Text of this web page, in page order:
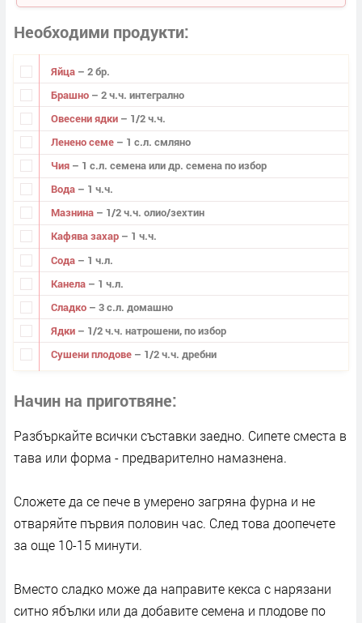
Необходими продукти
Яйца – 2 бр.
Брашно – 2 ч.ч. интегрално
Овесени ядки – 1/2 ч.ч.
Ленено семе – 1 с.л. смляно
Чия – 1 с.л. семена или др. семена по избор
Вода – 1 ч.ч.
Мазнина – 1/2 ч.ч. олио/зехтин
Кафява захар – 1 ч.ч.
Сода – 1 ч.л.
Канела – 1 ч.л.
Сладко – 3 с.л. домашно
Ядки – 1/2 ч.ч. натрошени, по избор
Сушени плодове – 1/2 ч.ч. дребни
Начин на приготвяне
Разбъркайте всички съставки заедно. Сипете сместа в
тава или форма - предварително намазнена.
Сложете да се пече в умерено загряна фурна и не
отваряйте първия половин час. След това доопечете
за още 10-15 минути.
Вместо сладко може да направите кекса с нарязани
ситно ябълки или да добавите семена и плодове по